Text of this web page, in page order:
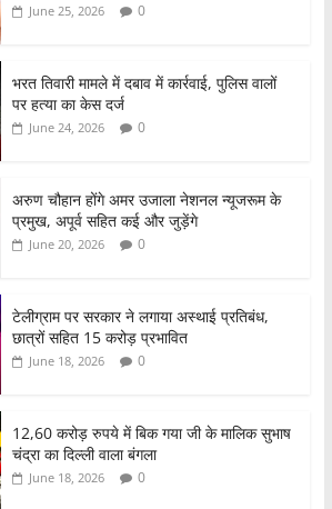
June 25, 2026 0
भरत तिवारी मामले में दबाव में कार्रवाई, पुलिस वालों
पर हत्या का केस दर्ज
June 24, 2026 0
अरुण चौहान होंगे अमर उजाला नेशनल न्यूजरूम के
प्रमुख, अपूर्व सहित कई और जुड़ेंगे
June 20, 2026 0
टेलीग्राम पर सरकार ने लगाया अस्थाई प्रतिबंध,
छात्रों सहित 15 करोड़ प्रभावित
June 18, 2026 0
12,60 करोड़ रुपये में बिक गया जी के मालिक सुभाष
चंद्रा का दिल्ली वाला बंगला
June 18, 2026 0